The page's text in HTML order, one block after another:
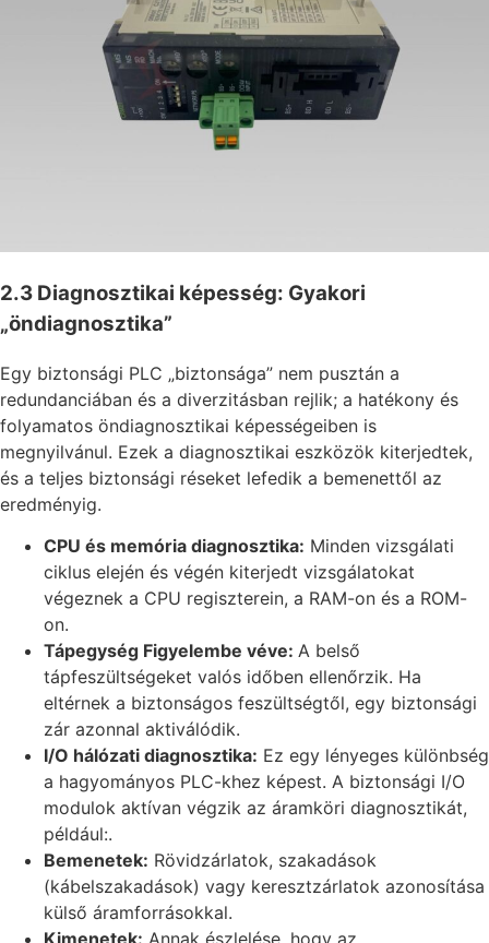
2.3 Diagnosztikai képesség: Gyakori
„öndiagnosztika”
Egy biztonsági PLC „biztonsága” nem pusztán a
redundanciában és a diverzitásban rejlik; a hatékony és
folyamatos öndiagnosztikai képességeiben is
megnyilvánul. Ezek a diagnosztikai eszközök kiterjedtek,
és a teljes biztonsági réseket lefedik a bemenettől az
eredményig.
CPU és memória diagnosztika: Minden vizsgálati
ciklus elején és végén kiterjedt vizsgálatokat
végeznek a CPU regiszterein, a RAM-on és a ROM-
on.
Tápegység Figyelembe véve: A belső
tápfeszültségeket valós időben ellenőrzik. Ha
eltérnek a biztonságos feszültségtől, egy biztonsági
zár azonnal aktiválódik.
I/O hálózati diagnosztika: Ez egy lényeges különbség
a hagyományos PLC-khez képest. A biztonsági I/O
modulok aktívan végzik az áramköri diagnosztikát,
például:.
Bemenetek: Rövidzárlatok, szakadások
(kábelszakadások) vagy keresztzárlatok azonosítása
külső áramforrásokkal.